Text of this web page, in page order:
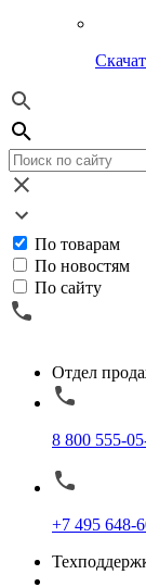
По товарам
По новостям
По сайту
Отдел
8 800 555-
+7 495 648-